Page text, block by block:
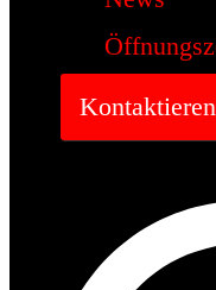
Kontaktieren